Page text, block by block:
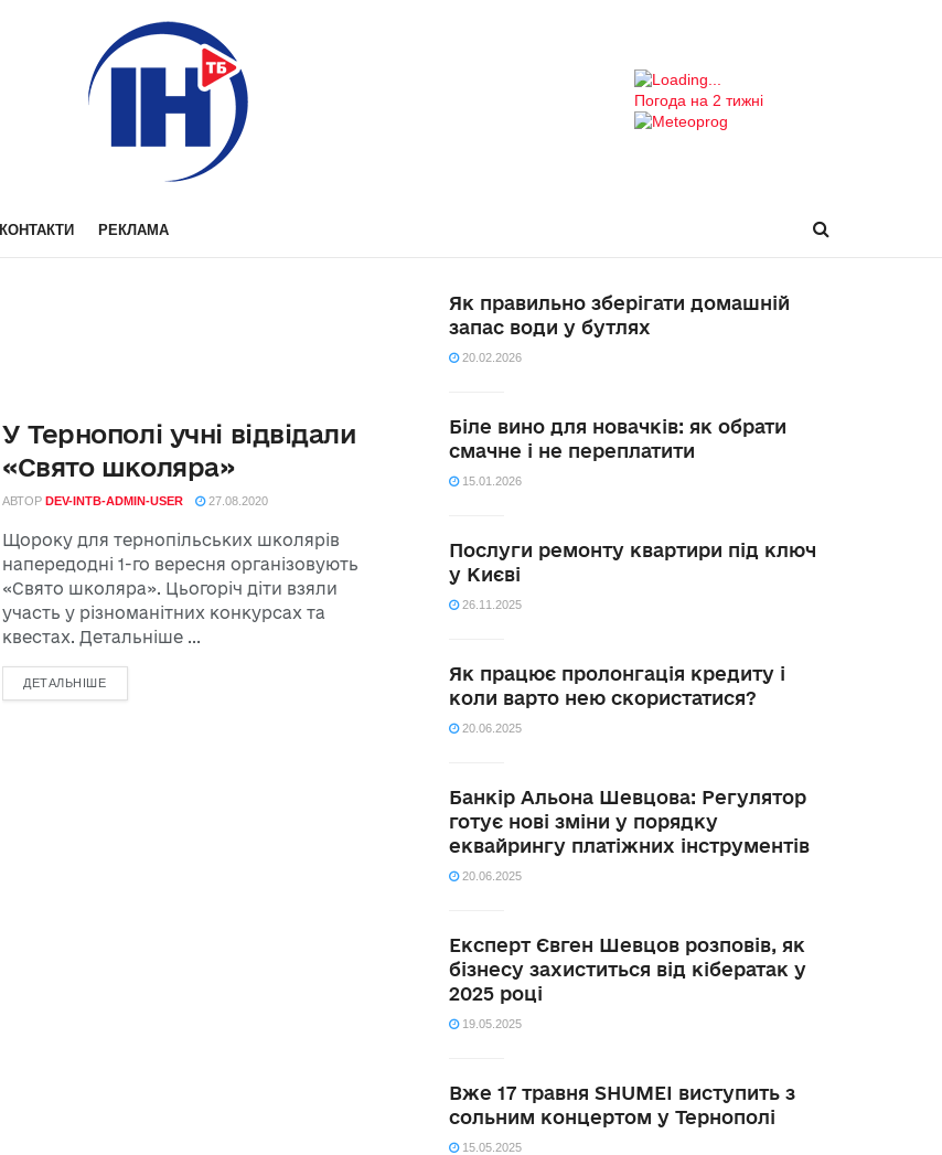
Погода на 2 тижні
КОНТАКТИ РЕКЛАМА
У Тернополі учні відвідали
«Свято школяра»
АВТОР DEV-INTB-ADMIN-USER 27.08.2020
Щороку для тернопільських школярів
напередодні 1-го вересня організовують
«Свято школяра». Цьогоріч діти взяли
участь у різноманітних конкурсах та
квестах. Детальніше ...
ДЕТАЛЬНІШЕ
Як правильно зберігати домашній
запас води у бутлях
20.02.2026
Біле вино для новачків: як обрати
смачне і не переплатити
15.01.2026
Послуги ремонту квартири під ключ
у Києві
26.11.2025
Як працює пролонгація кредиту і
коли варто нею скористатися?
20.06.2025
Банкір Альона Шевцова: Регулятор
готує нові зміни у порядку
еквайрингу платіжних інструментів
20.06.2025
Експерт Євген Шевцов розповів, як
бізнесу захиститься від кібератак у
2025 році
19.05.2025
Вже 17 травня SHUMEI виступить з
сольним концертом у Тернополі
15.05.2025